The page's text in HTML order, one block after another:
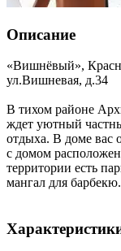
Описание
«Вишнёвый»,
ул.Вишневая, д.34
В тихом районе
ждет уютный
отдыха. В доме вас
с домом
территории есть
мангал для барбекю.